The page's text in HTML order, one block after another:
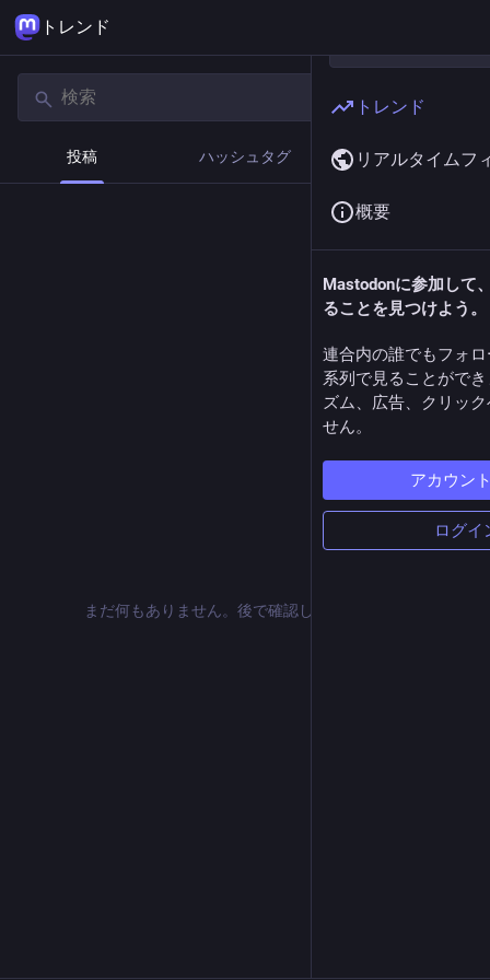
トレンド
投稿 ハッシュタグ ニュース
まだ何もありません。後で確認してください。
トレンド
リアルタイムフ
概要
Mastodonに参加して
ることを見つけよう。
連合内の誰でもフォ
系列で見ることがで
ズム、広告、クリッ
せん。
アカウン
ログイ